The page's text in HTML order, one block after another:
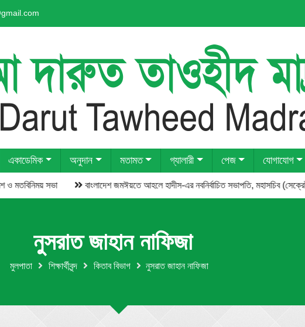
একাডেমিক অনুদান মতামত গ্যালারী পেজ যোগাযোগ
সভা
নুসরাত জাহান না‌ফিজা
মুলপাতা শিক্ষার্থীবৃন্দ কিতাব বিভাগ নুসরাত জাহান না‌ফিজা